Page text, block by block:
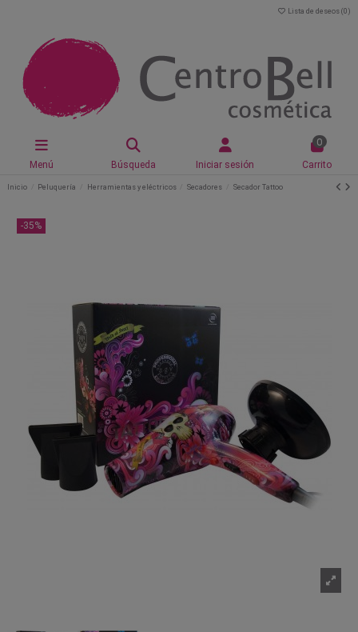
Lista de deseos (0 )
Menú Búsqueda Iniciar sesión
0
Carrito
Inicio Peluquería Herramientas y eléctricos Secadores Secador Tattoo
-35%